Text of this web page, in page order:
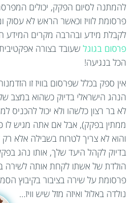
להמתנה לסיום הפקק, יכולים
פרסומת לוויז וכאשר הראש לא עסוק
לקבלת מידע ובהרבה מקרים המידע
פרסום בגוגל שעובד בצורה
הכל בנגיעה!
אין ספק בכלל שפרסום בוויז זו
הנהג הישראלי בדיוק כשהוא במצב
לא בר רצון כלשהו ולא יכול להכניס
ממתין בפקק), אבל אם אתה מגיש לו
והוא לא צריך לטרוח בשבילה אלא רק
בדיוק לקהל היעד שלך, אותו נהג
הולדת של אשתו לקחת אותה לשירה
פרסומת על שירה בציבור בקיבוץ
נולדה באלול ואיזה מזל שיש וויז…